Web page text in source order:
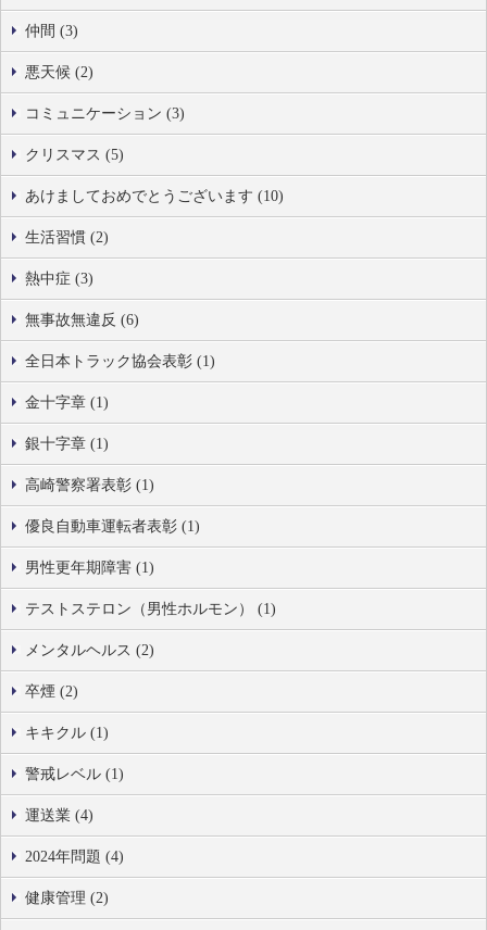
仲間 (3)
悪天候 (2)
コミュニケーション (3)
クリスマス (5)
あけましておめでとうございます (10)
生活習慣 (2)
熱中症 (3)
無事故無違反 (6)
全日本トラック協会表彰 (1)
金十字章 (1)
銀十字章 (1)
高崎警察署表彰 (1)
優良自動車運転者表彰 (1)
男性更年期障害 (1)
テストステロン（男性ホルモン） (1)
メンタルヘルス (2)
卒煙 (2)
キキクル (1)
警戒レベル (1)
運送業 (4)
2024年問題 (4)
健康管理 (2)